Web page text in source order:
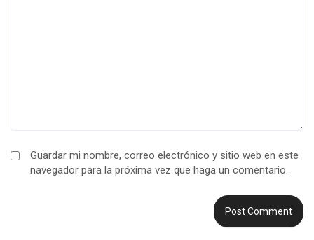
Guardar mi nombre, correo electrónico y sitio web en este
navegador para la próxima vez que haga un comentario.